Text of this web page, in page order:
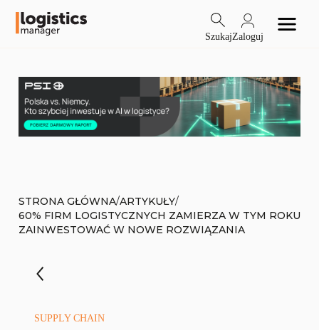
SzukajZaloguj
STRONA GŁÓWNA/ARTYKUŁY/
60% FIRM LOGISTYCZNYCH ZAMIERZA W TYM ROKU
ZAINWESTOWAĆ W NOWE ROZWIĄZANIA
SUPPLY CHAIN